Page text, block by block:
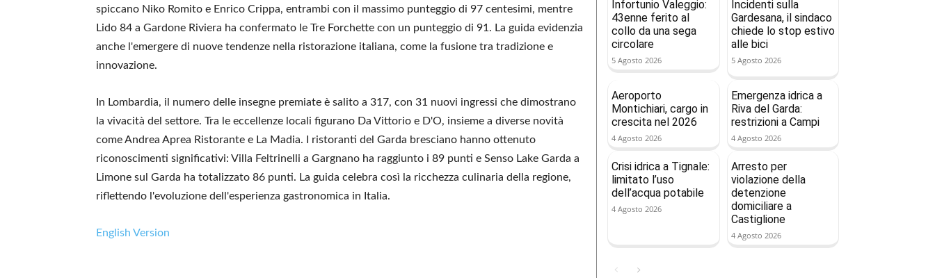
spiccano Niko Romito e Enrico Crippa, entrambi con il massimo punteggio di 97 centesimi, mentre
Lido 84 a Gardone Riviera ha confermato le Tre Forchette con un punteggio di 91. La guida evidenzia
anche l'emergere di nuove tendenze nella ristorazione italiana, come la fusione tra tradizione e
innovazione.
In Lombardia, il numero delle insegne premiate è salito a 317, con 31 nuovi ingressi che dimostrano
la vivacità del settore. Tra le eccellenze locali figurano Da Vittorio e D'O, insieme a diverse novità
come Andrea Aprea Ristorante e La Madia. I ristoranti del Garda bresciano hanno ottenuto
riconoscimenti significativi: Villa Feltrinelli a Gargnano ha raggiunto i 89 punti e Senso Lake Garda a
Limone sul Garda ha totalizzato 86 punti. La guida celebra così la ricchezza culinaria della regione,
riflettendo l'evoluzione dell'esperienza gastronomica in Italia.
English Version
Infortunio Valeggio:
43enne ferito al
collo da una sega
circolare
5 Agosto 2026
Incidenti sulla
Gardesana, il sindaco
chiede lo stop estivo
alle bici
5 Agosto 2026
Aeroporto
Montichiari, cargo in
crescita nel 2026
4 Agosto 2026
Emergenza idrica a
Riva del Garda:
restrizioni a Campi
4 Agosto 2026
Crisi idrica a Tignale:
limitato l’uso
dell’acqua potabile
4 Agosto 2026
Arresto per
violazione della
detenzione
domiciliare a
Castiglione
4 Agosto 2026